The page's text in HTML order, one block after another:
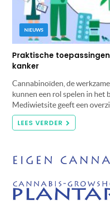
NIEUWS
Praktische
kanker
Cannabinoïden, de
kunnen een rol spelen in het
Mediwietsite geeft een
LEES VERDER